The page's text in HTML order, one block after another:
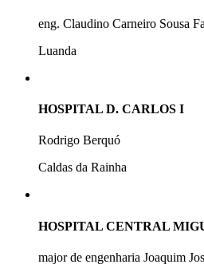
eng. Claudino Carneiro Sousa
Luanda
HOSPITAL D. CARLOS I
Rodrigo Berquó
Caldas da Rainha
HOSPITAL CENTRAL
major de engenharia Joaquim